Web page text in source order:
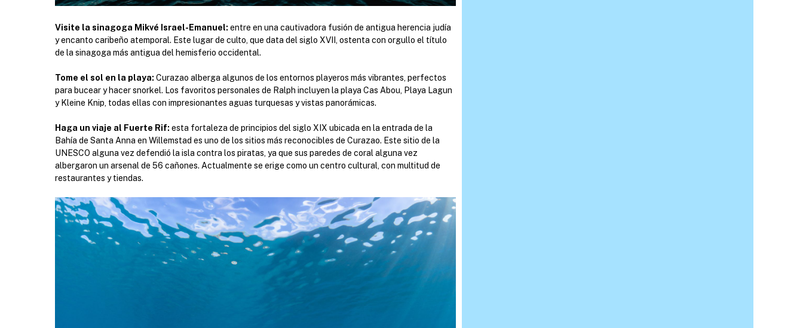
Visite la sinagoga Mikvé Israel-Emanuel: entre en una cautivadora fusión de antigua herencia judía
y encanto caribeño atemporal. Este lugar de culto, que data del siglo XVII, ostenta con orgullo el título
de la sinagoga más antigua del hemisferio occidental.
Tome el sol en la playa: Curazao alberga algunos de los entornos playeros más vibrantes, perfectos
para bucear y hacer snorkel. Los favoritos personales de Ralph incluyen la playa Cas Abou, Playa Lagun
y Kleine Knip, todas ellas con impresionantes aguas turquesas y vistas panorámicas.
Haga un viaje al Fuerte Rif: esta fortaleza de principios del siglo XIX ubicada en la entrada de la
Bahía de Santa Anna en Willemstad es uno de los sitios más reconocibles de Curazao. Este sitio de la
UNESCO alguna vez defendió la isla contra los piratas, ya que sus paredes de coral alguna vez
albergaron un arsenal de 56 cañones. Actualmente se erige como un centro cultural, con multitud de
restaurantes y tiendas.